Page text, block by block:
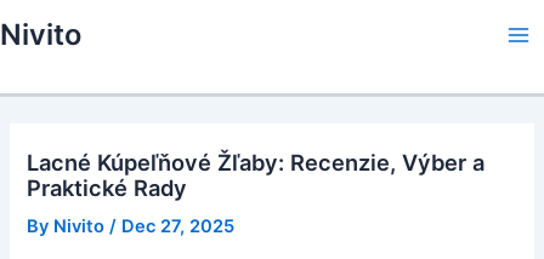
to
Nivito
Lacné Kúpeľňové Žľaby: Recenzie, Výber a
Praktické Rady
By Nivito / Dec 27, 2025